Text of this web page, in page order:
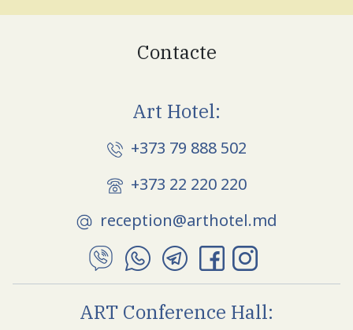
Contacte
Art Hotel:
+373 79 888 502
+373 22 220 220
reception@arthotel.md
ART Conference Hall: